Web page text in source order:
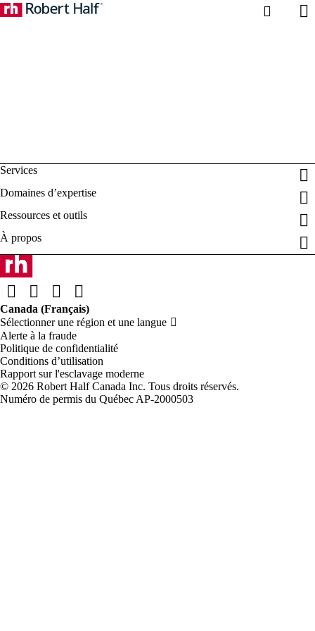
Alerte à la fraude
Politique de confidentialité
Conditions d’utilisation
Rapport sur l'esclavage moderne
Robert Half Canada Inc. Tous droits réservés.